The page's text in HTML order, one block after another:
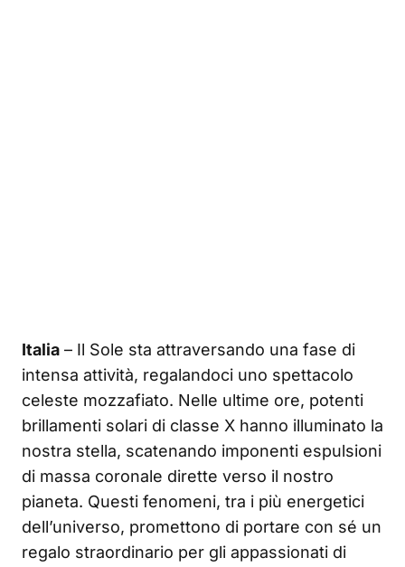
Italia – Il Sole sta attraversando una fase di
intensa attività, regalandoci uno spettacolo
celeste mozzafiato. Nelle ultime ore, potenti
brillamenti solari di classe X hanno illuminato la
nostra stella, scatenando imponenti espulsioni
di massa coronale dirette verso il nostro
pianeta. Questi fenomeni, tra i più energetici
dell’universo, promettono di portare con sé un
regalo straordinario per gli appassionati di